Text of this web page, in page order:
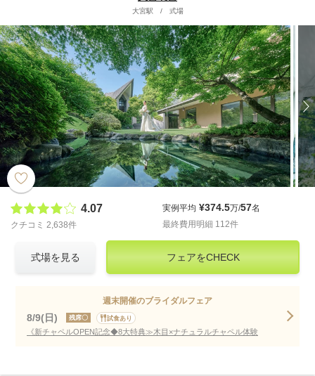
大宮駅 / 式場
4.07
クチコミ 2,638件
実例平均 ¥374.5万/57名
最終費用明細 112件
式場を見る フェアをCHECK
週末開催のブライダルフェア
8/9(日) 残席〇 試食あり
《新チャペルOPEN記念◆8大特典≫木目×ナチュラルチャペル体験